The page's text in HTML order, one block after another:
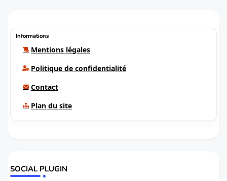
Informations
Mentions légales
Politique de confidentialité
Contact
Plan du site
SOCIAL PLUGIN